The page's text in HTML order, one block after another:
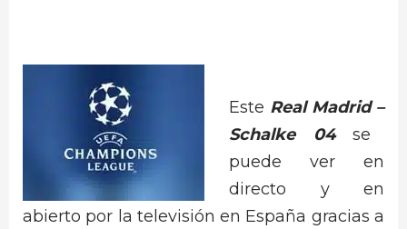
Este Real Madrid –
Schalke 04
se
puede ver en
directo y en
abierto por la televisión en España gracias a